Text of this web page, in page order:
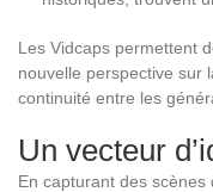
Les Vidcaps permettent
nouvelle perspective sur
continuité entre les
Un vecteur
En capturant des